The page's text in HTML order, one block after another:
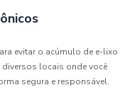
evitar o acúmulo de e-lixo
locais onde você
segura e responsável.